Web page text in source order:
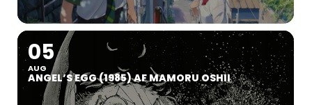
05
AUG
ANGEL’S EGG (1985) AF MAMORU OSHII